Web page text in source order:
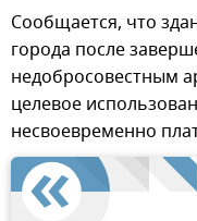
Сообщается, что
города после
недобросовестным
целевое
несвоевременно